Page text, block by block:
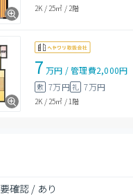
2K / 25㎡ / 2階
7 万円 /管理費2,000円
敷 7万円礼 7万円
2K /25㎡ /1階
要確認 / あり